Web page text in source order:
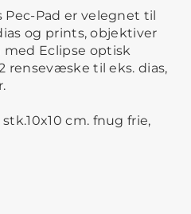
Pad er velegnet til
og prints, objektiver
med Eclipse optisk
rensevæske til eks. dias,
cm. fnug frie,